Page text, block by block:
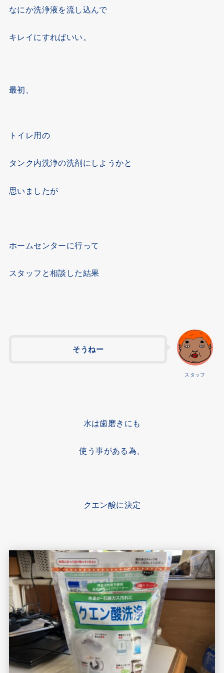
なにか洗浄液を流し込んで
キレイにすればいい。
最初、
トイレ用の
タンク内洗浄の洗剤にしようかと
思いましたが
ホームセンターに行って
スタッフと相談した結果
スタッフ
そうねー
水は歯磨きにも
使う事がある為、
クエン酸に決定